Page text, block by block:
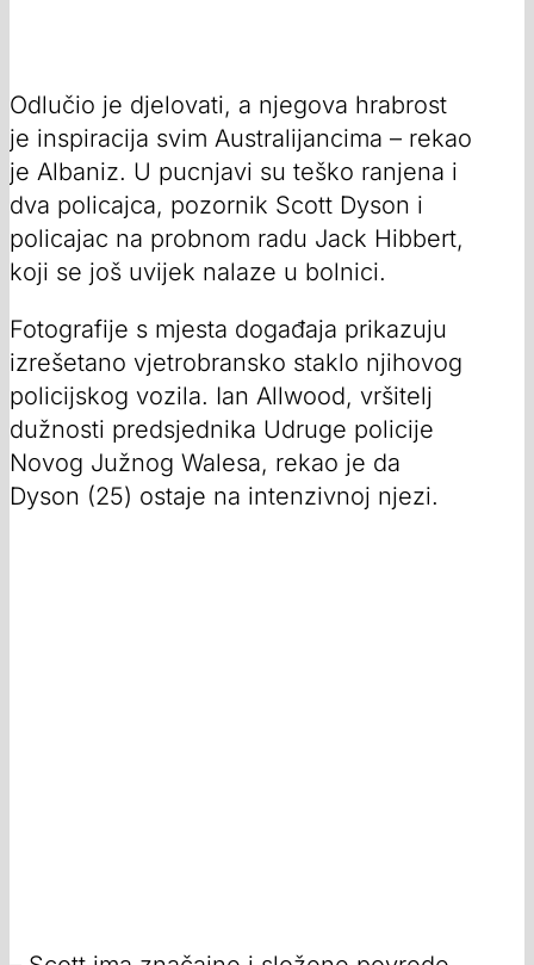
Odlučio je djelovati, a njegova hrabrost
je inspiracija svim Australijancima – rekao
je Albaniz. U pucnjavi su teško ranjena i
dva policajca, pozornik Scott Dyson i
policajac na probnom radu Jack Hibbert,
koji se još uvijek nalaze u bolnici.
Fotografije s mjesta događaja prikazuju
izrešetano vjetrobransko staklo njihovog
policijskog vozila. Ian Allwood, vršitelj
dužnosti predsjednika Udruge policije
Novog Južnog Walesa, rekao je da
Dyson (25) ostaje na intenzivnoj njezi.